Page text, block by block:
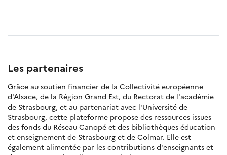
Les partenaires
Grâce au soutien financier de la Collectivité européenne
d'Alsace, de la Région Grand Est, du Rectorat de l'académie
de Strasbourg, et au partenariat avec l'Université de
Strasbourg, cette plateforme propose des ressources issues
des fonds du Réseau Canopé et des bibliothèques éducation
et enseignement de Strasbourg et de Colmar. Elle est
également alimentée par les contributions d'enseignants et